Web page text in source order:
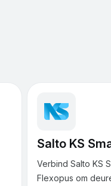
Salto KS
Verbind Salto KS
Flexopus om